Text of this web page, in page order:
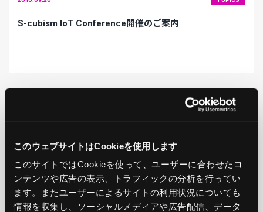
このウェブサイトはCookieを使用します
このサイトではCookieを使って、ユーザーに合わせたコ
ンテンツや広告の表示、トラフィックの分析を行ってい
ます。またユーザーによるサイトの利用状況についても
情報を収集し、ソーシャルメディアや広告配信、データ
S-cubism IoT Conference開催のご案内